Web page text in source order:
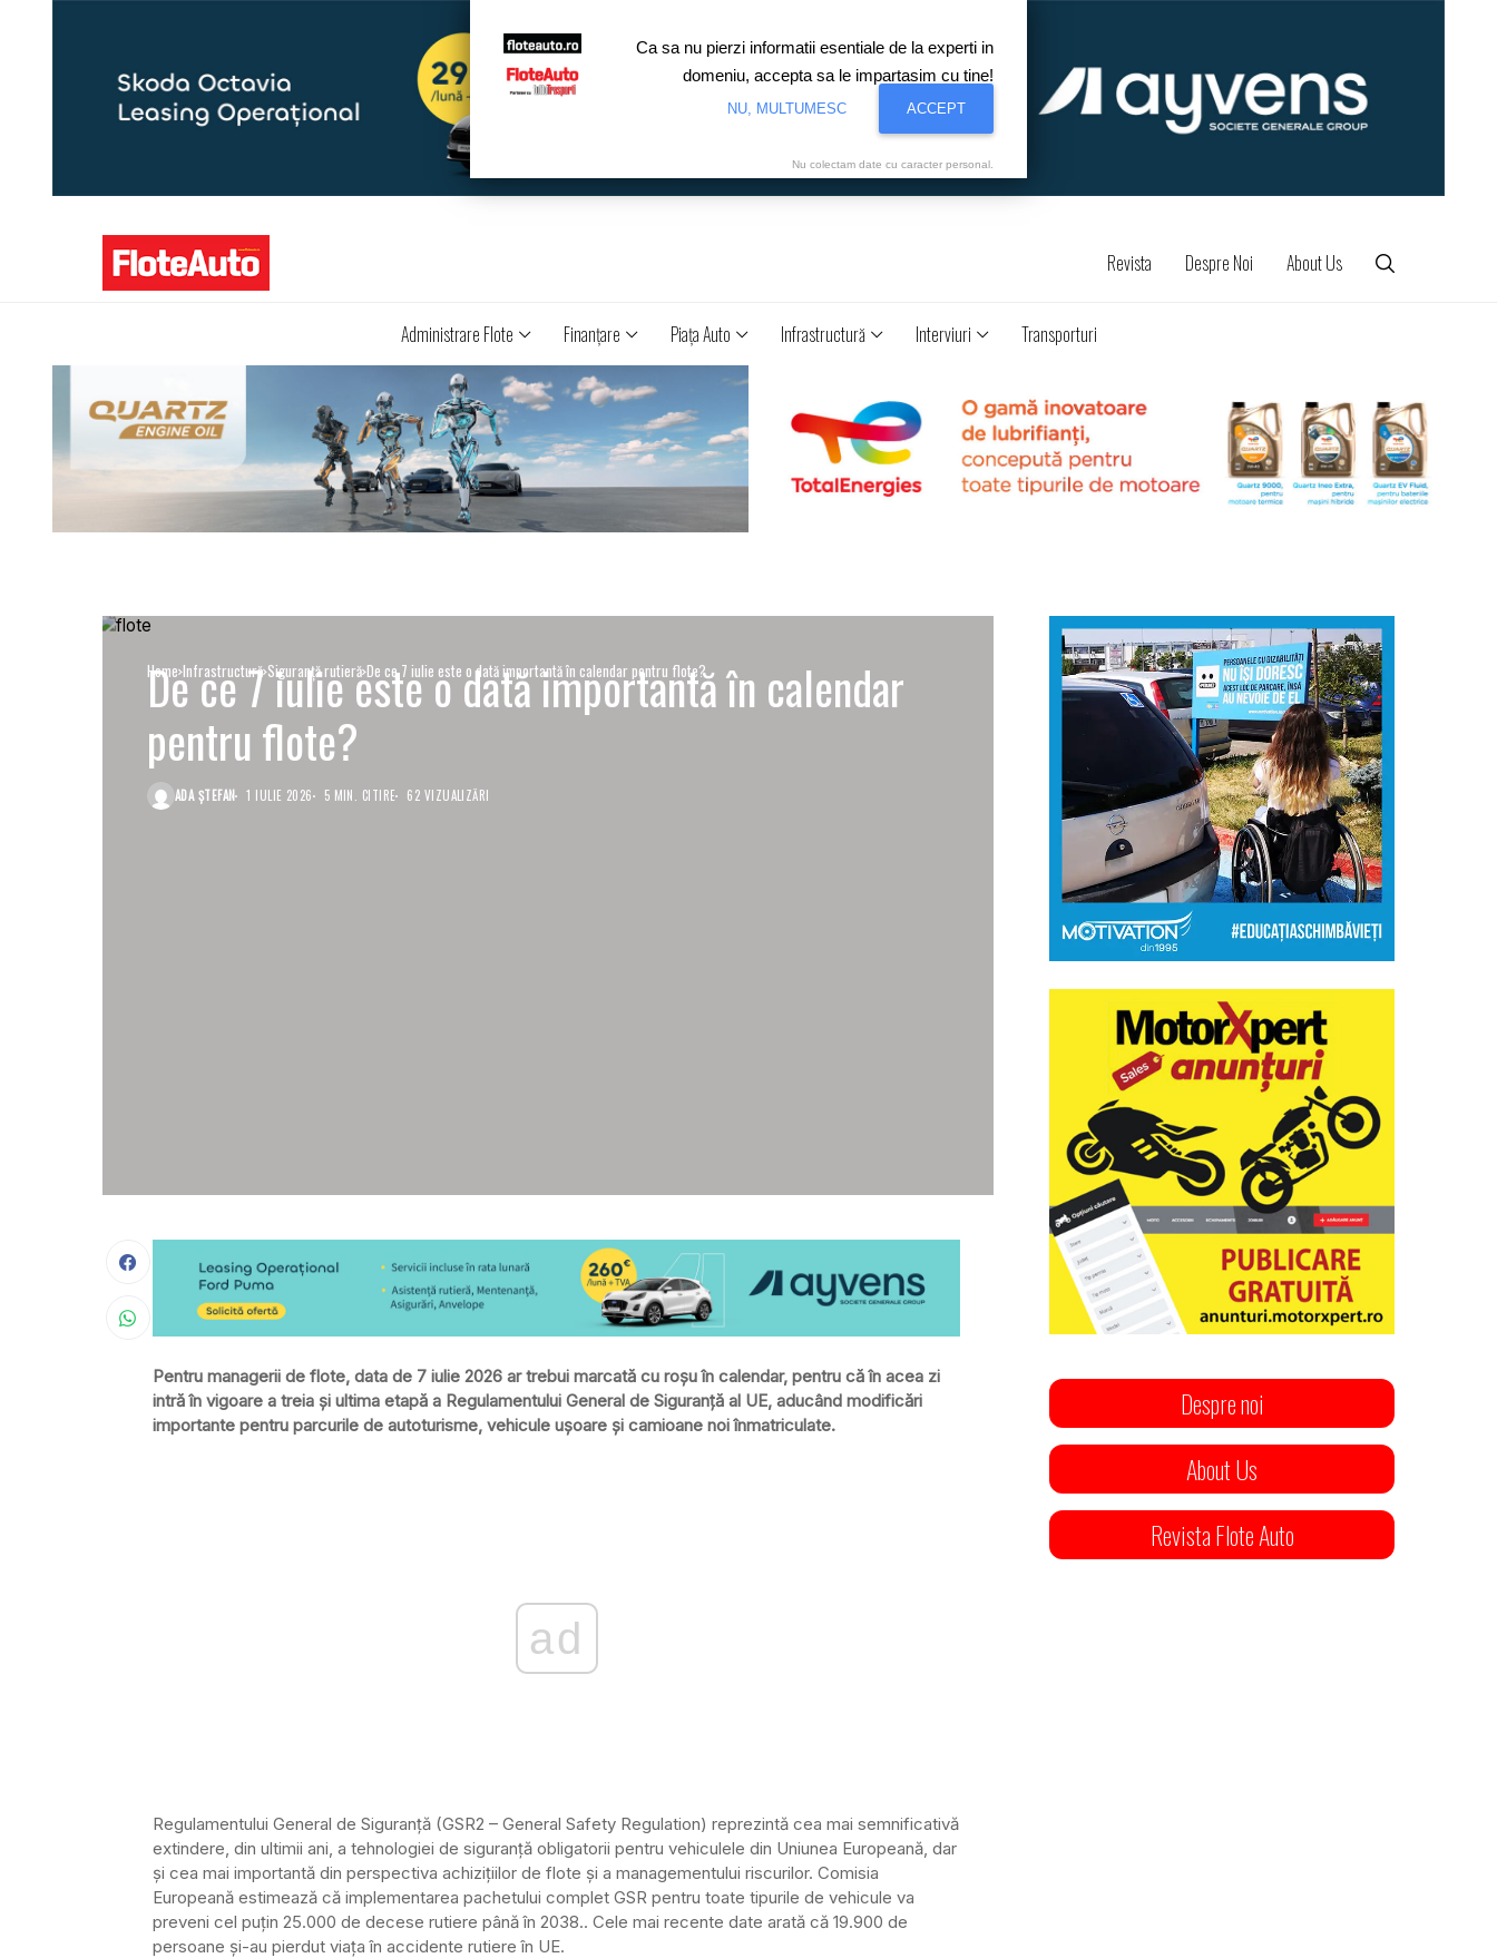
Revista Despre Noi About Us
Administrare Flote Finanţare Piaţa Auto Infrastructură Interviuri Transporturi
Home Infrastructură Siguranţă rutieră De ce 7 iulie este o dată importantă în calendar pentru flote?
De ce 7 iulie este o dată importantă în calendar
pentru flote?
ADA ȘTEFAN 1 IULIE 2026 5 MIN. CITIRE 62 VIZUALIZĂRI
Pentru managerii de flote, data de 7 iulie 2026 ar trebui marcată cu roșu în calendar, pentru că în acea zi
intră în vigoare a treia și ultima etapă a Regulamentului General de Siguranță al UE, aducând modificări
importante pentru parcurile de autoturisme, vehicule ușoare și camioane noi înmatriculate.
ad
Regulamentului General de Siguranță (GSR2 – General Safety Regulation) reprezintă cea mai semnificativă
extindere, din ultimii ani, a tehnologiei de siguranță obligatorii pentru vehiculele din Uniunea Europeană, dar
și cea mai importantă din perspectiva achizițiilor de flote și a managementului riscurilor. Comisia
Europeană estimează că implementarea pachetului complet GSR pentru toate tipurile de vehicule va
preveni cel puțin 25.000 de decese rutiere până în 2038.. Cele mai recente date arată că 19.900 de
persoane și-au pierdut viața în accidente rutiere în UE.
Despre noi
About Us
Revista Flote Auto
Ca sa nu pierzi informatii esentiale de la experti in
domeniu, accepta sa le impartasim cu tine!
NU, MULTUMESC ACCEPT
Nu colectam date cu caracter personal.